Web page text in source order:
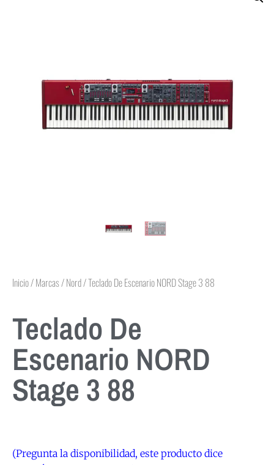
Inicio/Marcas/Nord/ Teclado De Escenario NORD Stage 3 88
Teclado De
Escenario NORD
Stage 3 88
(Pregunta la disponibilidad, este producto dice